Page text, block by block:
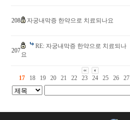
208 자궁내막증 한약으로 치료되나요
207
RE: 자궁내막증 한약으로 치료되나
요
17 18 19 20 21 22 23 24 25 26 27